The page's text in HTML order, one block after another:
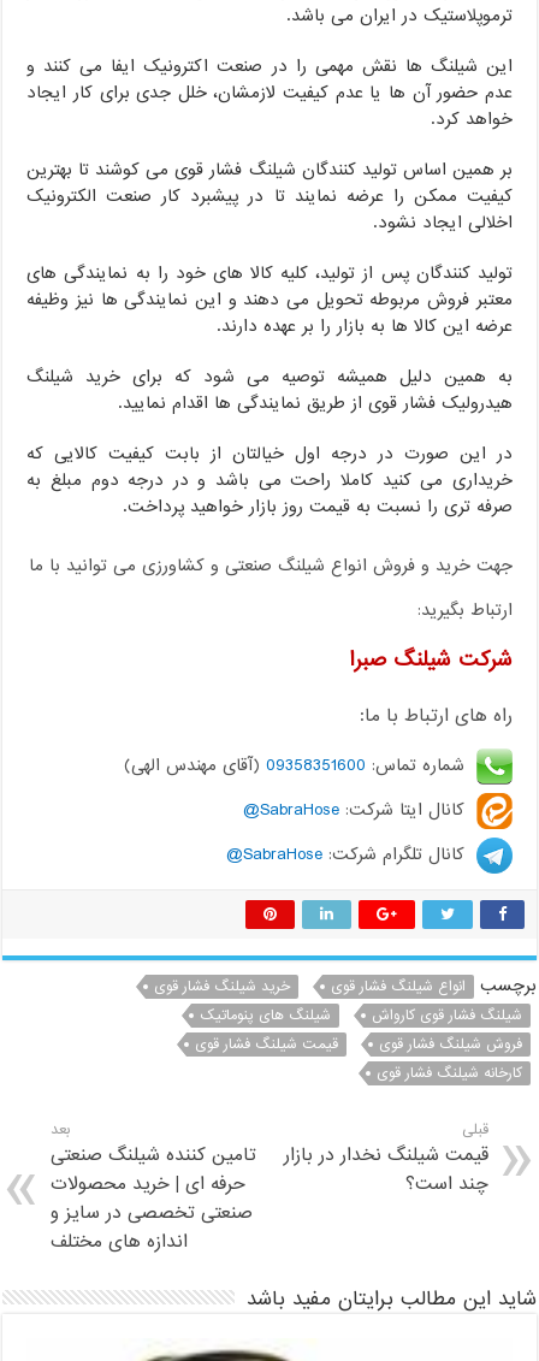
ترموپلاستیک در ایران می باشد.
این شیلنگ ها نقش مهمی را در صنعت اکترونیک ایفا می کنند و
عدم حضور آن ها یا عدم کیفیت لازمشان، خلل جدی برای کار ایجاد
خواهد کرد.
بر همین اساس تولید کنندگان شیلنگ فشار قوی می کوشند تا بهترین
کیفیت ممکن را عرضه نمایند تا در پیشبرد کار صنعت الکترونیک
اخلالی ایجاد نشود.
تولید کنندگان پس از تولید، کلیه کالا های خود را به نمایندگی های
معتبر فروش مربوطه تحویل می دهند و این نمایندگی ها نیز وظیفه
عرضه این کالا ها به بازار را بر عهده دارند.
به همین دلیل همیشه توصیه می شود که برای خرید شیلنگ
هیدرولیک فشار قوی از طریق نمایندگی ها اقدام نمایید.
در این صورت در درجه اول خیالتان از بابت کیفیت کالایی که
خریداری می کنید کاملا راحت می باشد و در درجه دوم مبلغ به
صرفه تری را نسبت به قیمت روز بازار خواهید پرداخت.
جهت خرید و فروش انواع شیلنگ صنعتی و کشاورزی می توانید با ما
ارتباط بگیرید:
شرکت شیلنگ صبرا
راه های ارتباط با ما:
شماره تماس: 09358351600 (آقای مهندس الهی)
کانال ایتا شرکت:SabraHose@
کانال تلگرام شرکت:SabraHose@
برچسب انواع شیلنگ فشار قوی
خرید شیلنگ فشار قوی
شیلنگ فشار قوی کارواش
شیلنگ های پنوماتیک
فروش شیلنگ فشار قوی
قیمت شیلنگ فشار قوی
کارخانه شیلنگ فشار قوی
قبلی
قیمت شیلنگ نخدار در بازار
چند است؟
بعد
تامین کننده شیلنگ صنعتی
حرفه ای | خرید محصولات
صنعتی تخصصی در سایز و
اندازه های مختلف
شاید این مطالب برایتان مفید باشد